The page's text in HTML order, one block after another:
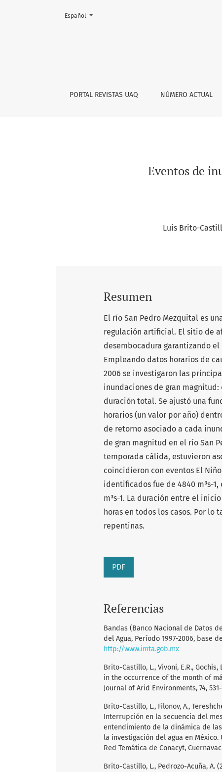
Eventos de inundación en el Río San Pedro-
PORTAL REVISTAS UAQ NÚMERO ACTUAL
Cambiar el idioma. El actual es:
Español
Eventos de
Luis Brito-
Resumen
El río San Pedro Mezquital es
regulación artificial. El sitio de
desembocadura garantizando
Empleando datos horarios de
2006 se investigaron las
inundaciones de gran
duración total. Se ajustó una
horarios (un valor por año)
de retorno asociado a cada
de gran magnitud en el río San
temporada cálida, estuvieron
coincidieron con eventos El
identificados fue de 4840 m³s-
m³s-1. La duración entre el
horas en todos los casos. Por
repentinas.
PDF
Referencias
Bandas (Banco Nacional de Datos
del Agua, Período 1997-2006, base
http://www.imta.gob.mx
Brito-Castillo, L., Vivoni, E.R., Gochis,
in the occurrence of the month of
Journal of Arid Environments, 74,
Brito-Castillo, L., Filonov, A.,
Interrupción en la secuencia del
entendimiento de la dinámica de
la investigación del agua en
Red Temática de Conacyt,
Brito-Castillo, L., Pedrozo-Acuña, A.